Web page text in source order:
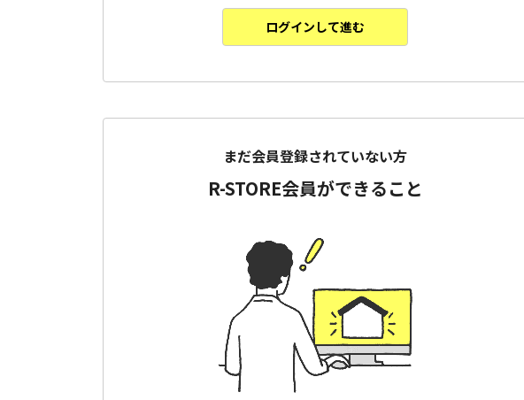
ログインして進む
まだ会員登録されていない方
R-STORE会員ができること